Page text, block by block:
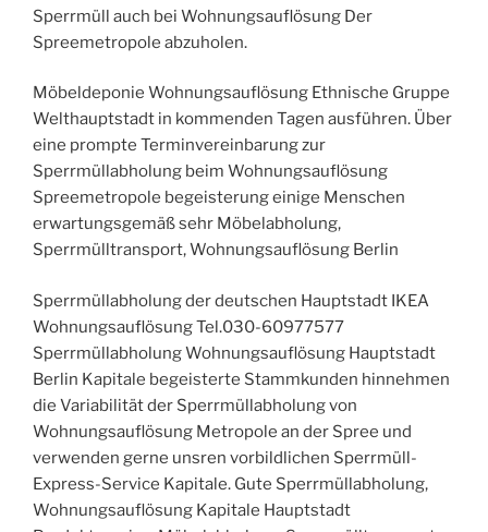
Sperrmüll auch bei Wohnungsauflösung Der
Spreemetropole abzuholen.
Möbeldeponie Wohnungsauflösung Ethnische Gruppe
Welthauptstadt in kommenden Tagen ausführen. Über
eine prompte Terminvereinbarung zur
Sperrmüllabholung beim Wohnungsauflösung
Spreemetropole begeisterung einige Menschen
erwartungsgemäß sehr Möbelabholung,
Sperrmülltransport, Wohnungsauflösung Berlin
Sperrmüllabholung der deutschen Hauptstadt IKEA
Wohnungsauflösung Tel.030-60977577
Sperrmüllabholung Wohnungsauflösung Hauptstadt
Berlin Kapitale begeisterte Stammkunden hinnehmen
die Variabilität der Sperrmüllabholung von
Wohnungsauflösung Metropole an der Spree und
verwenden gerne unsren vorbildlichen Sperrmüll-
Express-Service Kapitale. Gute Sperrmüllabholung,
Wohnungsauflösung Kapitale Hauptstadt